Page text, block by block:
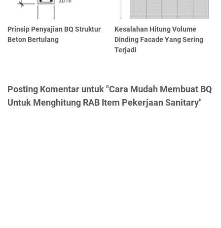
Prinsip Penyajian BQ Struktur
Beton Bertulang
Kesalahan Hitung Volume
Dinding Facade Yang Sering
Terjadi
Posting Komentar untuk "Cara Mudah Membuat BQ
Untuk Menghitung RAB Item Pekerjaan Sanitary"